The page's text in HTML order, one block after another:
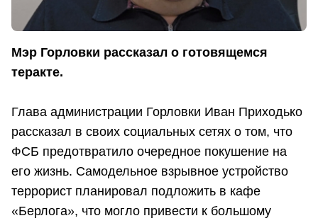
Мэр Горловки рассказал о готовящемся
теракте.
Глава администрации Горловки Иван Приходько
рассказал в своих социальных сетях о том, что
ФСБ предотвратило очередное покушение на
его жизнь. Самодельное взрывное устройство
террорист планировал подложить в кафе
«Берлога», что могло привести к большому